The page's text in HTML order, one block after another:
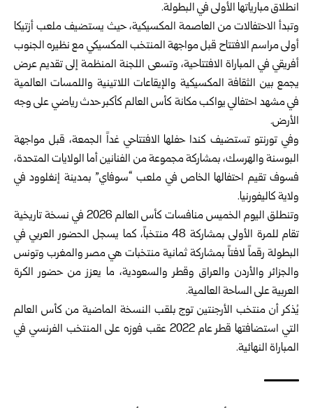
انطلاق مبارياتها الأولى في البطولة.
وتبدأ الاحتفالات من العاصمة المكسيكية، حيث يستضيف ملعب أزتيكا
أولى مراسم الافتتاح قبل مواجهة المنتخب المكسيكي مع نظيره الجنوب
أفريقي في المباراة الافتتاحية، وتسعى اللجنة المنظمة إلى تقديم عرض
يجمع بين الثقافة المكسيكية والإيقاعات اللاتينية واللمسات العالمية
في مشهد احتفالي يواكب مكانة كأس العالم كأكبر حدث رياضي على وجه
الأرض.
وفي تورنتو تستضيف كندا حفلها الافتتاحي غداً الجمعة، قبل مواجهة
البوسنة والهرسك، بمشاركة مجموعة من الفنانين أما الولايات المتحدة،
فسوف تقيم احتفالها الخاص في ملعب “سوفاي” بمدينة إنغلوود في
ولاية كاليفورنيا.
وتنطلق اليوم الخميس منافسات كأس العالم 2026 في نسخة تاريخية
تقام للمرة الأولى بمشاركة 48 منتخباً، كما يسجل الحضور العربي في
البطولة رقماً لافتاً بمشاركة ثمانية منتخبات هي مصر والمغرب وتونس
والجزائر والأردن والعراق وقطر والسعودية، ما يعزز من حضور الكرة
العربية على الساحة العالمية.
يُذكر أن منتخب الأرجنتين توج بلقب النسخة الماضية من كأس العالم
التي استضافتها قطر عام 2022 عقب فوزه على المنتخب الفرنسي في
المباراة النهائية.